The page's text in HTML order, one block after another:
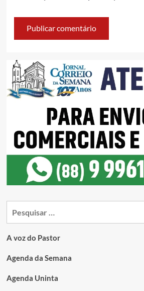
A voz do Pastor
Agenda da Semana
Agenda Uninta